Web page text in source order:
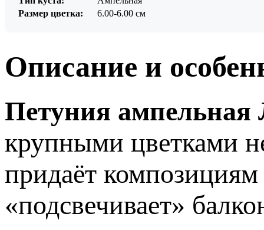
Размер цветка:
6.00-6.00 см
Описание и
Петуния
крупными цветками
придаёт
«подсвечивает»